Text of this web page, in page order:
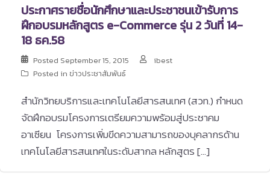
ประกาศรายชื่อนักศึกษาและประชาชนเข้ารับการ
ฝึกอบรมหลักสูตร e-Commerce รุ่น 2 วันที่ 14-
18 ธค.58
Posted September 15, 2015
ibest
Posted in ข่าวประชาสัมพันธ์
สำนักวิทยบริการและเทคโนโลยีสารสนเทศ (สวท.) กำหนด
จัดฝึกอบรมโครงการเตรียมความพร้อมสู่ประชาคม
อาเซียน โครงการเพิ่มขีดความสามารถของบุคลากรด้าน
เทคโนโลยีสารสนเทศในระดับสากล หลักสูตร […]